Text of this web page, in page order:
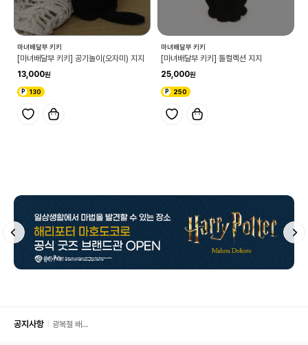
마녀배달부 키키
[마녀배달부 키키] 공기놀이(오자미) 지지
13,000
130
마녀배달부 키키
[마녀배달부 키키] 돌컬렉션 지지
25,000
250
공지사항
광복절 배